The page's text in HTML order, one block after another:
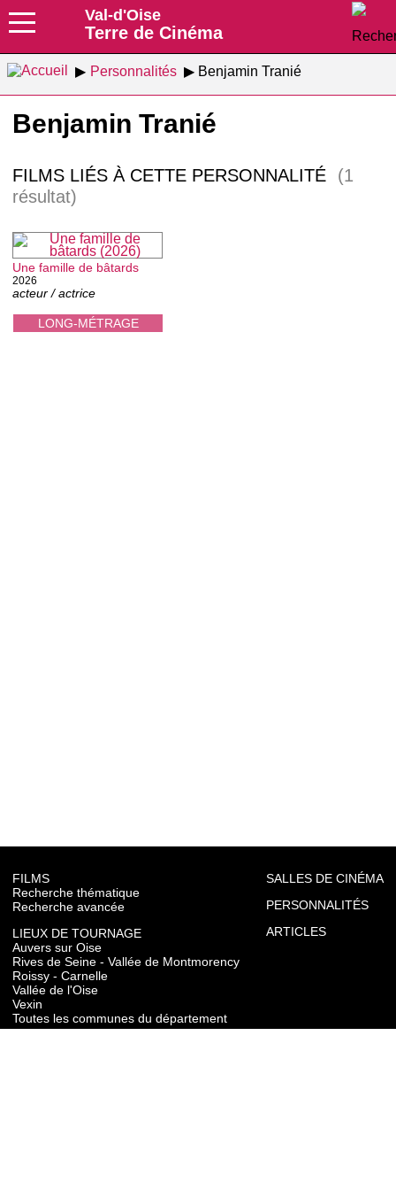
Val-d'Oise
Terre de Cinéma
Personnalités Benjamin Tranié
Benjamin Tranié
FILMS LIÉS À CETTE PERSONNALITÉ
(1
résultat)
LONG-MÉTRAGE
Une famille de bâtards
2026
acteur / actrice
FILMS
Recherche thématique
Recherche avancée
LIEUX DE TOURNAGE
Auvers sur Oise
Rives de Seine - Vallée de Montmorency
Roissy - Carnelle
Vallée de l'Oise
Vexin
Toutes les communes du département
SALLES DE CINÉMA
PERSONNALITÉS
ARTICLES